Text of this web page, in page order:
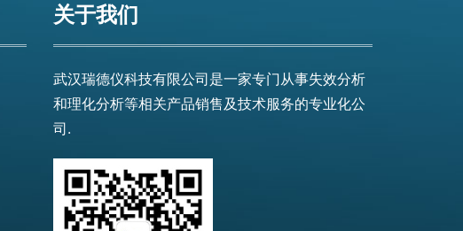
关于我们
武汉瑞德仪科技有限公司是一家专门从事失效分析
和理化分析等相关产品销售及技术服务的专业化公
司.